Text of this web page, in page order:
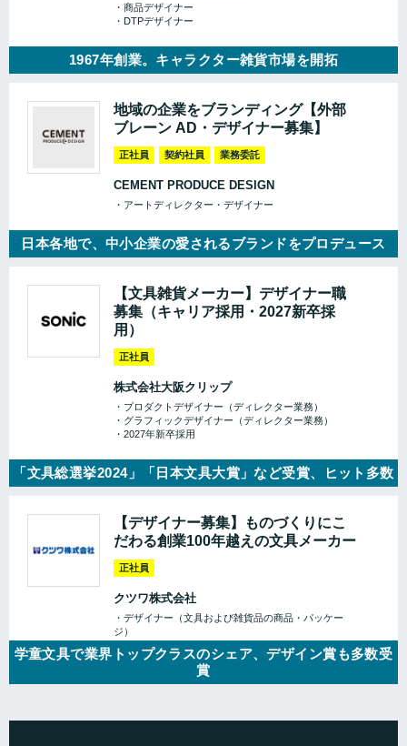
・商品デザイナー
・DTPデザイナー
1967年創業。キャラクター雑貨市場を開拓
地域の企業をブランディング【外部
ブレーン AD・デザイナー募集】
正社員 契約社員 業務委託
CEMENT PRODUCE DESIGN
・アートディレクター・デザイナー
日本各地で、中小企業の愛されるブランドをプロデュース
【文具雑貨メーカー】デザイナー職
募集（キャリア採用・2027新卒採
用）
正社員
株式会社大阪クリップ
・プロダクトデザイナー（ディレクター業務）
・グラフィックデザイナー（ディレクター業務）
・2027年新卒採用
「文具総選挙2024」「日本文具大賞」など受賞、ヒット多数
【デザイナー募集】ものづくりにこ
だわる創業100年越えの文具メーカー
正社員
クツワ株式会社
・デザイナー（文具および雑貨品の商品・パッケー
ジ）
学童文具で業界トップクラスのシェア、デザイン賞も多数受
賞